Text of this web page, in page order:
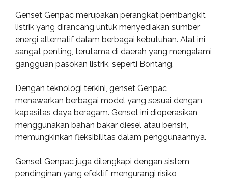
Genset Genpac merupakan perangkat pembangkit
listrik yang dirancang untuk menyediakan sumber
energi alternatif dalam berbagai kebutuhan. Alat ini
sangat penting, terutama di daerah yang mengalami
gangguan pasokan listrik, seperti Bontang.
Dengan teknologi terkini, genset Genpac
menawarkan berbagai model yang sesuai dengan
kapasitas daya beragam. Genset ini dioperasikan
menggunakan bahan bakar diesel atau bensin,
memungkinkan fleksibilitas dalam penggunaannya.
Genset Genpac juga dilengkapi dengan sistem
pendinginan yang efektif, mengurangi risiko